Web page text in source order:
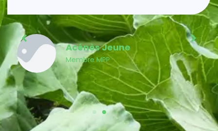
Acénès Jeune
Membre MPP